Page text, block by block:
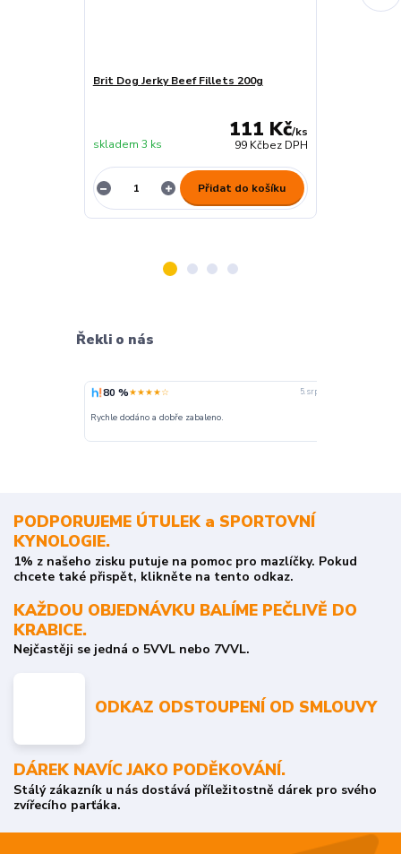
Brit Dog Jerky Beef Fillets 200g
111 Kč/ks
99 Kčbez DPH
skladem 3 ks
Přidat do košíku
Řekli o nás
80 %★★★★☆ 5. srpna
Rychle dodáno a dobře zabaleno.
PODPORUJEME ÚTULEK a SPORTOVNÍ
KYNOLOGIE.
1% z našeho zisku putuje na pomoc pro mazlíčky. Pokud
chcete také přispět, klikněte na tento odkaz.
KAŽDOU OBJEDNÁVKU BALÍME PEČLIVĚ DO
KRABICE.
Nejčastěji se jedná o 5VVL nebo 7VVL.
ODKAZ ODSTOUPENÍ OD SMLOUVY
DÁREK NAVÍC JAKO PODĚKOVÁNÍ.
Stálý zákazník u nás dostává příležitostně dárek pro svého
zvířecího parťáka.